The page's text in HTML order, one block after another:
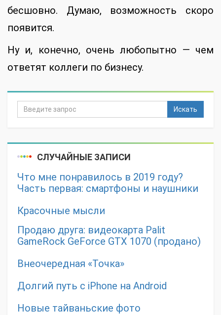
бесшовно. Думаю, возможность скоро
появится.
Ну и, конечно, очень любопытно — чем
ответят коллеги по бизнесу.
Искать
СЛУЧАЙНЫЕ ЗАПИСИ
Что мне понравилось в 2019 году?
Часть первая: смартфоны и наушники
Красочные мысли
Продаю друга: видеокарта Palit
GameRock GeForce GTX 1070 (продано)
Внеочередная «Точка»
Долгий путь с iPhone на Android
Новые тайваньские фото